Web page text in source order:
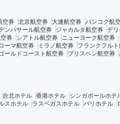
空券 北京航空券 大連航空券 バンコク航
ンパサール航空券 ジャカルタ航空券 デ
券 シアトル航空券 ニューヨーク航空券
ローマ航空券 ミラノ航空券 フランクフル
ールドコースト航空券 ブリスベン航空券
台北ホテル 香港ホテル シンガポールホテ
スホテル ラスベガスホテル パリホテル